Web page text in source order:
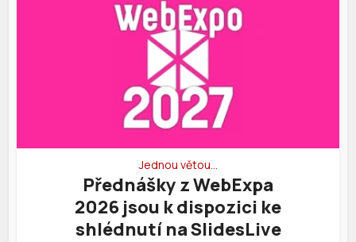
Jednou větou…
Přednášky z WebExpa
2026 jsou k dispozici ke
shlédnutí na SlidesLive